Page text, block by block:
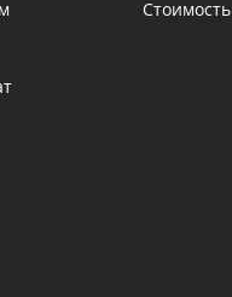
Стоимость